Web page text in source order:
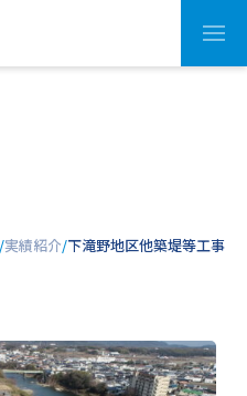
実績紹介 下滝野地区他築堤等工事